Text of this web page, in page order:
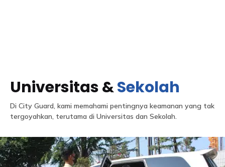
Universitas &Sekolah
Di City Guard, kami memahami pentingnya keamanan yang tak
tergoyahkan, terutama di Universitas dan Sekolah.